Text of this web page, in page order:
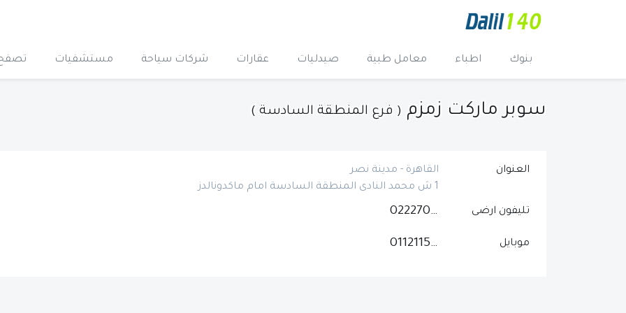
بنوك اطباء معامل طبية صيدليات عقارات شركات سياحة مستشفيات
سوبر ماركت زمزم ( فرع المنطقة السادسة )
العنوان
القاهرة - مدينة نصر
1 ش محمد النادى المنطقة السادسة امام ماكدونالدز
تليفون ارضى 0222702840
موبايل 01121156531